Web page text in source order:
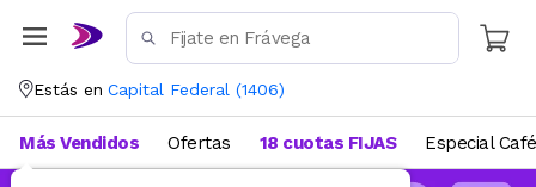
Estás en Capital Federal (1406)
Más Vendidos Ofertas 18 cuotas FIJAS Especial Café